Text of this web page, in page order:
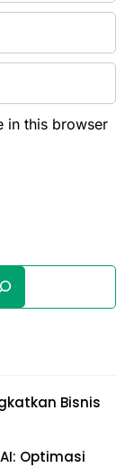
in this browser
Bisnis
Optimasi